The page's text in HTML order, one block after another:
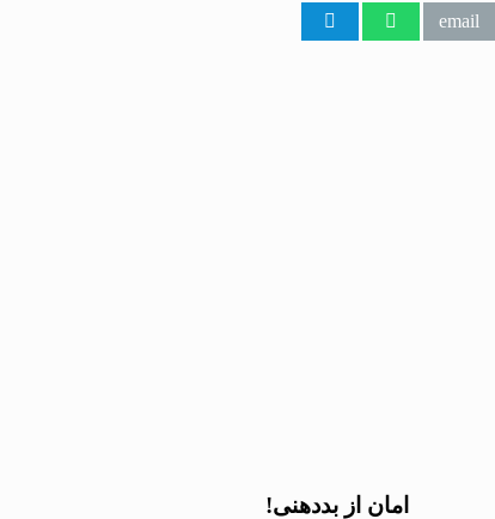
امان از بددهنی!